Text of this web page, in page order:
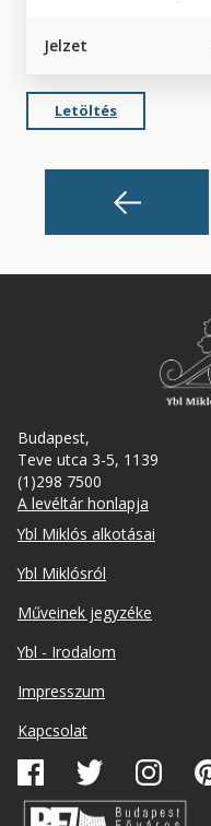
Jelzet
Letöltés
Budapest,
Teve utca 3-5, 1139
(1)298 7500
A levéltár honlapja
Footer
Ybl Miklós alkotásai
Ybl Miklósról
Műveinek jegyzéke
Ybl - Irodalom
Lábléc
másodlagos
Impresszum
Kapcsolat
Közösségi
média